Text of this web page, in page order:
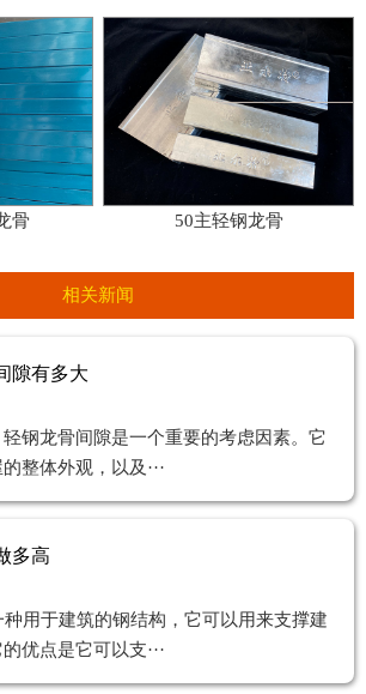
骨 50主轻钢龙骨
相关新闻
隙有多大
钢龙骨间隙是一个重要的考虑因素。它
整体外观，以及···
多高
种用于建筑的钢结构，它可以用来支撑建
优点是它可以支···